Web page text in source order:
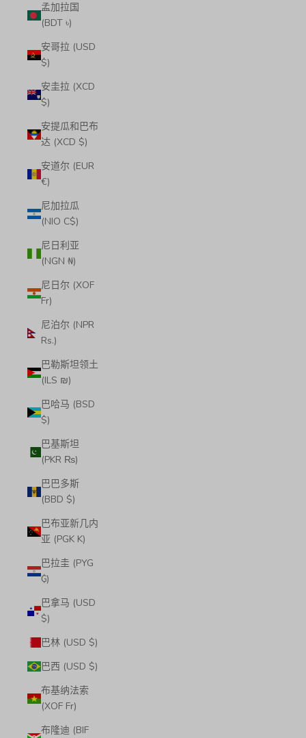
孟加拉国
(BDT ৳)
安哥拉 (USD
$)
安圭拉 (XCD
$)
安提瓜和巴布
达 (XCD $)
安道尔 (EUR
€)
尼加拉瓜
(NIO C$)
尼日利亚
(NGN ₦)
尼日尔 (XOF
Fr)
尼泊尔 (NPR
Rs.)
巴勒斯坦领土
(ILS ₪)
巴哈马 (BSD
$)
巴基斯坦
(PKR ₨)
巴巴多斯
(BBD $)
巴布亚新几内
亚 (PGK K)
巴拉圭 (PYG
₲)
巴拿马 (USD
$)
巴林 (USD $)
巴西 (USD $)
布基纳法索
(XOF Fr)
布隆迪 (BIF